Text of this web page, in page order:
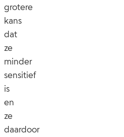
grotere
kans
dat
ze
minder
sensitief
is
en
ze
daardoor